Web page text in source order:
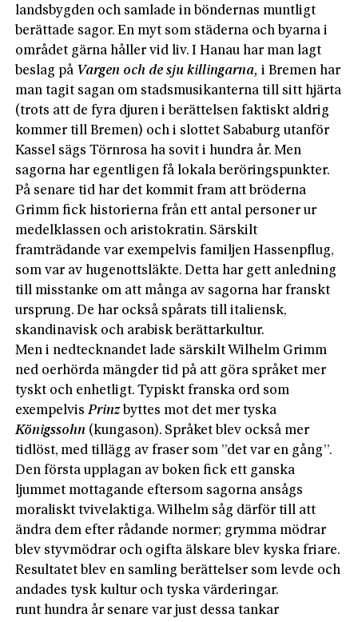
landsbygden och samlade in böndernas muntligt
berättade sagor. En myt som städerna och byarna i
området gärna håller vid liv. I Hanau har man lagt
beslag på Vargen och de sju killingarna, i Bremen har
man tagit sagan om stadsmusikanterna till sitt hjärta
(trots att de fyra djuren i berättelsen faktiskt aldrig
kommer till Bremen) och i slottet Sababurg utanför
Kassel sägs Törnrosa ha sovit i hundra år. Men
sagorna har egentligen få lokala beröringspunkter.
På senare tid har det kommit fram att bröderna
Grimm fick historierna från ett antal personer ur
medelklassen och aristokratin. Särskilt
framträdande var exempelvis familjen Hassenpflug,
som var av hugenottsläkte. Detta har gett anledning
till misstanke om att många av sagorna har franskt
ursprung. De har också spårats till italiensk,
skandinavisk och arabisk berättarkultur.
Men i nedtecknandet lade särskilt Wilhelm Grimm
ned oerhörda mängder tid på att göra språket mer
tyskt och enhetligt. Typiskt franska ord som
exempelvisPrinzbyttes mot det mer tyska
Königssohn (kungason). Språket blev också mer
tidlöst, med tillägg av fraser som ”det var en gång”.
Den första upplagan av boken fick ett ganska
ljummet mottagande eftersom sagorna ansågs
moraliskt tvivelaktiga. Wilhelm såg därför till att
ändra dem efter rådande normer; grymma mödrar
blev styvmödrar och ogifta älskare blev kyska friare.
Resultatet blev en samling berättelser som levde och
andades tysk kultur och tyska värderingar.
runt hundra år senare var just dessa tankar